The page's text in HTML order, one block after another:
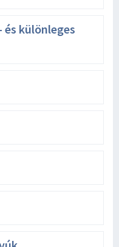
különleges